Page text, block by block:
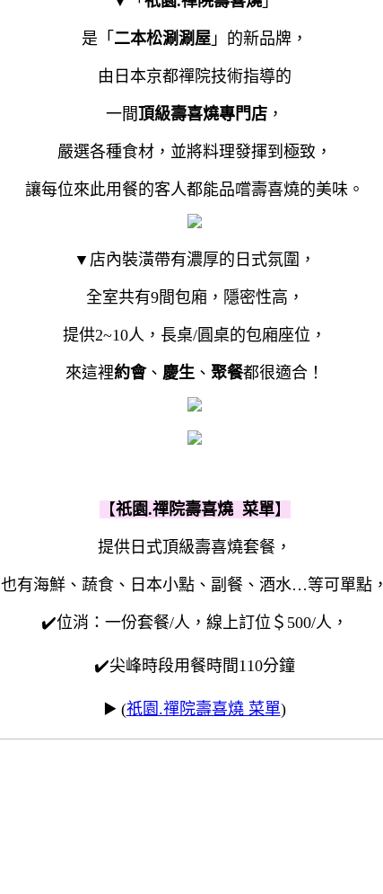
是「 二本松涮涮屋 」的新品牌，
由日本京都禪院技術指導的
一間頂級壽喜燒專門店 ，
嚴選各種食材，並將料理發揮到極致，
讓每位來此用餐的客人都能品嚐壽喜燒的美味。
▼店內裝潢帶有濃厚的日式氛圍，
全室共有9間包廂，隱密性高，
提供2~10人，長桌/圓桌的包廂座位，
來這裡約會、 慶生 、 聚餐都很適合！
【祇園.禪院壽喜燒 菜單】
提供日式頂級壽喜燒套餐，
也有海鮮、蔬食、日本小點、副餐、酒水…等可單點，
✔️位消：一份套餐/人，線上訂位＄500/人，
✔️尖峰時段用餐時間110分鐘
▶️ (祇園.禪院壽喜燒 菜單)